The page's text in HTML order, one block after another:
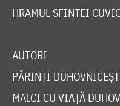
HRAMUL SFINTEI
AUTORI
PĂRINȚI
MAICI CU VIAȚĂ